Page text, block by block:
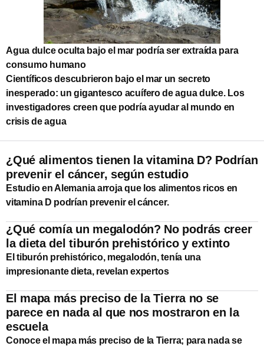
Agua dulce oculta bajo el mar podría ser extraída para
consumo humano
Científicos descubrieron bajo el mar un secreto
inesperado: un gigantesco acuífero de agua dulce. Los
investigadores creen que podría ayudar al mundo en
crisis de agua
¿Qué alimentos tienen la vitamina D? Podrían
prevenir el cáncer, según estudio
Estudio en Alemania arroja que los alimentos ricos en
vitamina D podrían prevenir el cáncer.
¿Qué comía un megalodón? No podrás creer
la dieta del tiburón prehistórico y extinto
El tiburón prehistórico, megalodón, tenía una
impresionante dieta, revelan expertos
El mapa más preciso de la Tierra no se
parece en nada al que nos mostraron en la
escuela
Conoce el mapa más preciso de la Tierra; para nada se